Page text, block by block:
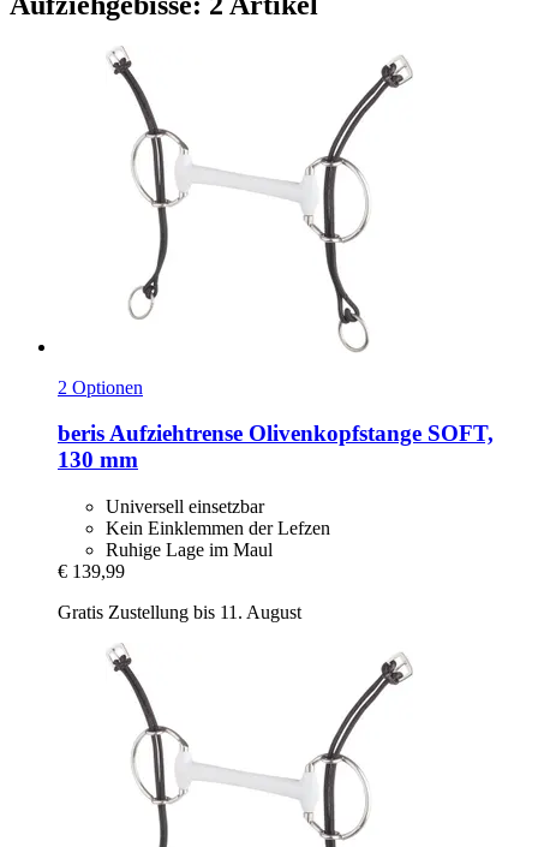
2 Optionen
berisAufziehtrense Olivenkopfstange SOFT,
130 mm
Universell einsetzbar
Kein Einklemmen der Lefzen
Ruhige Lage im Maul
€ 139,99
Gratis Zustellung bis 11. August